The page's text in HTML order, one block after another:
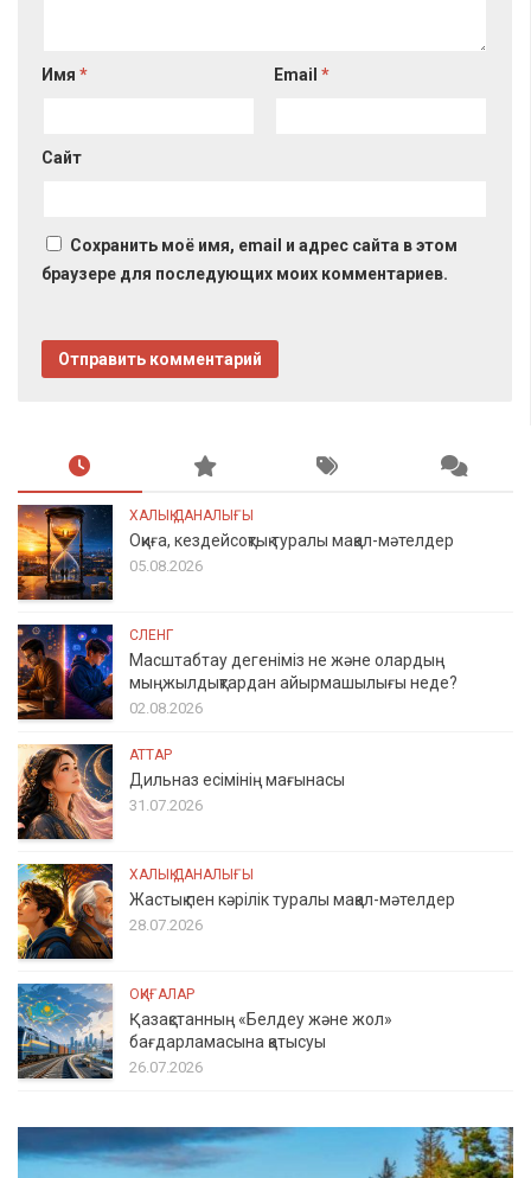
Имя * Email*
Сайт
Сохранить моё имя, email и адрес сайта в этом
браузере для последующих моих комментариев.
ХАЛЫҚ ДАНАЛЫҒЫ
Оқиға, кездейсоқтық туралы мақал-мәтелдер
05.08.2026
СЛЕНГ
Масштабтау дегеніміз не және олардың
мыңжылдықтардан айырмашылығы неде?
02.08.2026
АТТАР
Дильназ есімінің мағынасы
31.07.2026
ХАЛЫҚ ДАНАЛЫҒЫ
Жастық пен кәрілік туралы мақал-мәтелдер
28.07.2026
ОҚИҒАЛАР
Қазақстанның «Белдеу және жол»
бағдарламасына қатысуы
26.07.2026